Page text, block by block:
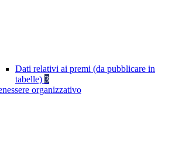
Dati relativi ai premi (da pubblicare in
tabelle) 3
organizzativo